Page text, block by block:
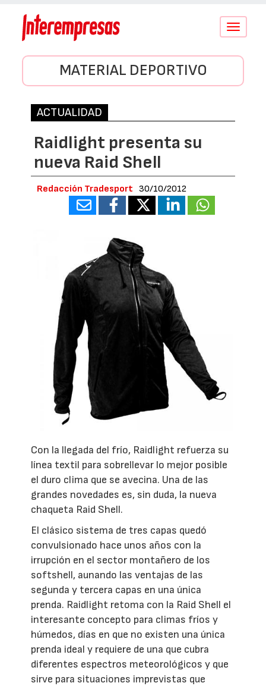
Conmutar
MATERIAL DEPORTIVO
ACTUALIDAD
Raidlight presenta su
nueva Raid Shell
Redacción Tradesport 30/10/2012
Con la llegada del frío, Raidlight refuerza su
línea textil para sobrellevar lo mejor posible
el duro clima que se avecina. Una de las
grandes novedades es, sin duda, la nueva
chaqueta Raid Shell.
El clásico sistema de tres capas quedó
convulsionado hace unos años con la
irrupción en el sector montañero de los
softshell, aunando las ventajas de las
segunda y tercera capas en una única
prenda. Raidlight retoma con la Raid Shell el
interesante concepto para climas fríos y
húmedos, días en que no existen una única
prenda ideal y requiere de una que cubra
diferentes espectros meteorológicos y que
sirve para situaciones imprevistas que